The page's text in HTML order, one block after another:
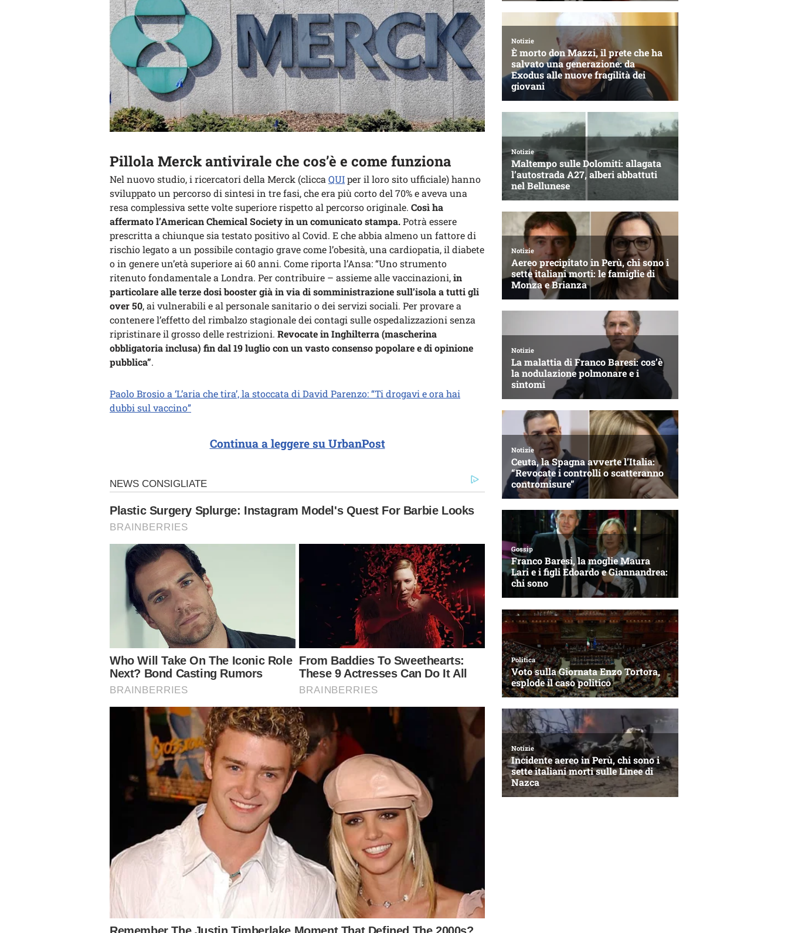
Pillola Merck antivirale che cos’è e come funziona
Nel nuovo studio, i ricercatori della Merck (clicca QUIper il loro sito ufficiale) hanno
sviluppato un percorso di sintesi in tre fasi, che era più corto del 70% e aveva una
resa complessiva sette volte superiore rispetto al percorso originale. Così ha
affermato l’American Chemical Society in un comunicato stampa.Potrà essere
prescritta a chiunque sia testato positivo al Covid. E che abbia almeno un fattore di
rischio legato a un possibile contagio grave come l’obesità, una cardiopatia, il diabete
o in genere un’età superiore ai 60 anni. Come riporta l’Ansa: “Uno strumento
ritenuto fondamentale a Londra. Per contribuire – assieme alle vaccinazioni,in
particolare alle terze dosi booster già in via di somministrazione sull’isola a tutti gli
over 50, ai vulnerabili e al personale sanitario o dei servizi sociali. Per provare a
contenere l’effetto del rimbalzo stagionale dei contagi sulle ospedalizzazioni senza
ripristinare il grosso delle restrizioni. Revocate in Inghilterra (mascherina
obbligatoria inclusa) fin dal 19 luglio con un vasto consenso popolare e di opinione
pubblica”.
Paolo Brosio a ‘L’aria che tira’, la stoccata di David Parenzo: “Ti drogavi e ora hai
dubbi sul vaccino”
Continua a leggere su UrbanPost